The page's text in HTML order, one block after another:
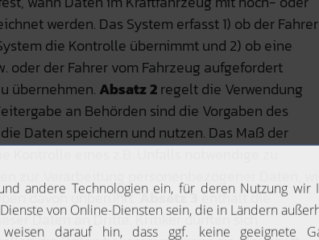
werden. Das System erfasst 1) ob der Fahrer
die Kontrolle übernimmt und 2) ob eine
oder der Fahrer vom Fahrzeug aufgefordert
übernehmen. Absatz 2regelt die Verwendung
an Behörden sind die Vorgaben des
Daten speichern und nutzen. Das Maß der
eines z.B. Unfalls notwendige zu
zur Verarbeitung personenbezogener Daten, wie
davon unberührt.Absatz 3 enthält die
Daten an Dritte. Kritiker dürften sich